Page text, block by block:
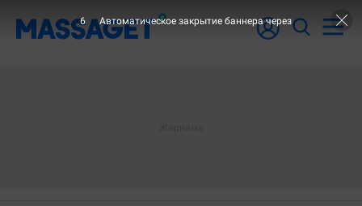
6 Автоматическое закрытие баннера через